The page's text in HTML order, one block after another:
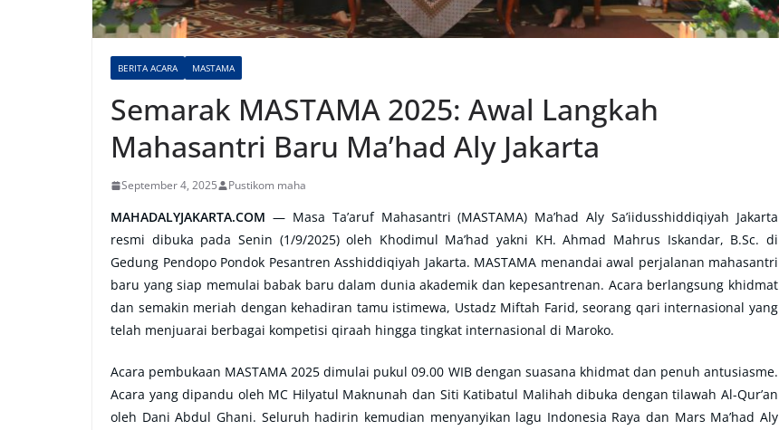
BERITA ACARA MASTAMA
Semarak MASTAMA 2025: Awal Langkah
Mahasantri Baru Ma’had Aly Jakarta
September 4, 2025 Pustikom maha
MAHADALYJAKARTA.COM — Masa Ta’aruf Mahasantri (MASTAMA) Ma’had Aly Sa’iidusshiddiqiyah Jakarta
resmi dibuka pada Senin (1/9/2025) oleh Khodimul Ma’had yakni KH. Ahmad Mahrus Iskandar, B.Sc. di
Gedung Pendopo Pondok Pesantren Asshiddiqiyah Jakarta. MASTAMA menandai awal perjalanan mahasantri
baru yang siap memulai babak baru dalam dunia akademik dan kepesantrenan. Acara berlangsung khidmat
dan semakin meriah dengan kehadiran tamu istimewa, Ustadz Miftah Farid, seorang qari internasional yang
telah menjuarai berbagai kompetisi qiraah hingga tingkat internasional di Maroko.
Acara pembukaan MASTAMA 2025 dimulai pukul 09.00 WIB dengan suasana khidmat dan penuh antusiasme.
Acara yang dipandu oleh MC Hilyatul Maknunah dan Siti Katibatul Malihah dibuka dengan tilawah Al-Qur’an
oleh Dani Abdul Ghani. Seluruh hadirin kemudian menyanyikan lagu Indonesia Raya dan Mars Ma’had Aly